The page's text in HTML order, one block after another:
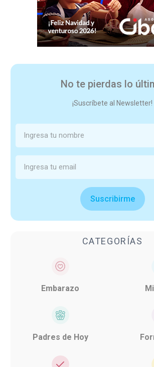
No te pierdas lo
¡Suscríbete al Newsletter!
Suscribirme
CATEGORÍAS
Embarazo
Padres de Hoy